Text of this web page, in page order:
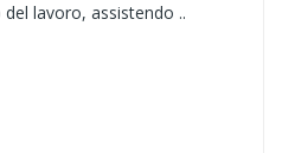
lavoro, assistendo ..